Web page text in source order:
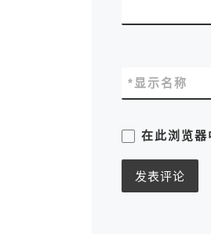
显示名称
*
在此浏览器